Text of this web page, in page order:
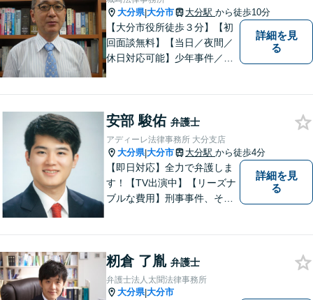
大分県|大分市 大分駅 から徒歩10分
【大分市役所徒歩３分】【初
回面談無料】【当日／夜間／
休日対応可能】少年事件／家
ービスを受けられるべく、社
会正義の実現のために最善を
尽くします。
詳細を見
る
安部 駿佑 弁護士
アディーレ法律事務所 大分支店
大分県|大分市 大分駅 から徒歩4分
【即日対応】全力で弁護しま
す！【TV出演中】【リーズナ
ブルな費用】刑事事件、その
分駅４分】
詳細を見
る
籾倉 了胤 弁護士
弁護士法人太聞法律事務所
大分県|大分市